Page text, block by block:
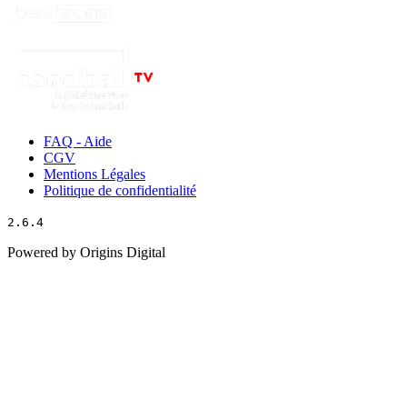
FAQ - Aide
CGV
Mentions Légales
Politique de confidentialité
2.6.4
Powered by Origins Digital